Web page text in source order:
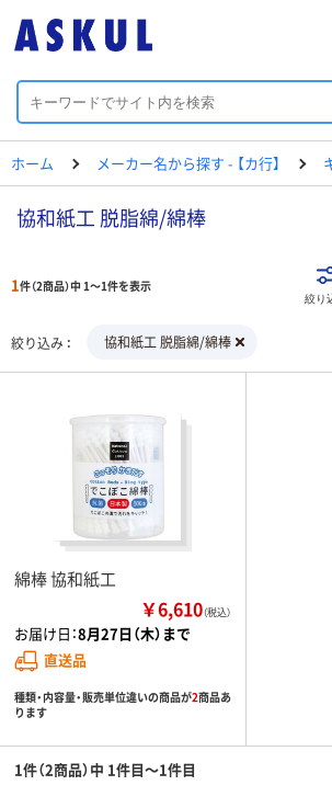
ホーム メーカー名から探す - 【カ行】
協和紙工 脱脂綿/綿棒
1件（2商品）中 1～1件を表示
絞り
絞り込み 協和紙工 脱脂綿/綿棒
綿棒 協和紙工
￥6,610（税込）
お届け日：8月27日（木）まで
直送品
種類・内容量・販売単位違いの商品が2商品あ
ります
1件（2商品）中 1件目～1件目